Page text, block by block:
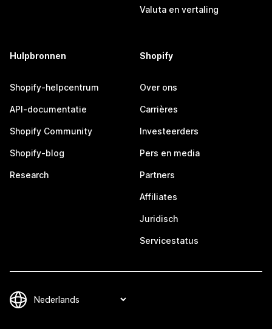
Valuta en vertaling
Hulpbronnen
Shopify-helpcentrum
API-documentatie
Shopify Community
Shopify-blog
Research
Shopify
Over ons
Carrières
Investeerders
Pers en media
Partners
Affiliates
Juridisch
Servicestatus